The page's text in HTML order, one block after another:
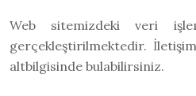
Web sitemizdeki veri
gerçekleştirilmektedir.
altbilgisinde bulabilirsiniz.